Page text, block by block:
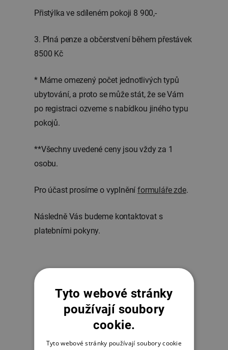
Přistýlka ve sdíleném pokoji 8 900,-
3. Plná penze a občerstvení během přestávek
8500 Kč
* Máme omezený počet jednotlivých typů
ubytování, a proto se může stát, že se Vám
po registraci ozveme s nabídkou jiného typu
pokojů.
**Všechny uvedené ceny jsou vždy za 1
osobu.
Pro účast prosíme o vyplněníformuláře zde.
Následně Vás budeme kontaktovat s
platebními pokyny.
O Sabchu Rinpočhem
Ctihodný Sabchu Rinpočhe je tibetský
Tyto webové stránky
používají soubory
cookie.
Tyto webové stránky používají soubory cookie